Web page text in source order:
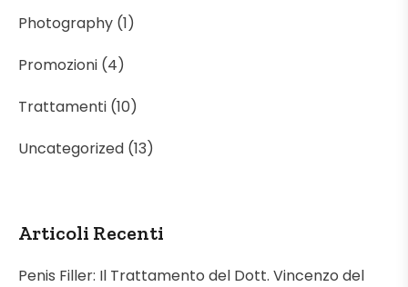
Photography (1)
Promozioni (4)
Trattamenti (10)
Uncategorized (13)
Articoli Recenti
Penis Filler: Il Trattamento del Dott. Vincenzo del